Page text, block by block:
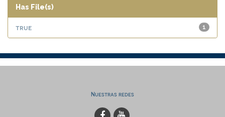
Has File(s)
1
true
Nuestras redes